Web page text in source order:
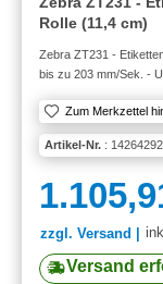
Rolle (11,4 cm)
Zebra ZT231 -
bis zu 203 mm/Sek. -
Zum Merkzettel
Artikel-Nr. :
zzgl. Versand |
Versand